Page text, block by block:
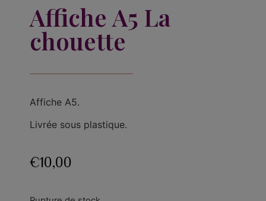
Affiche A5 La
chouette
Affiche A5.
Livrée sous plastique.
€10,00